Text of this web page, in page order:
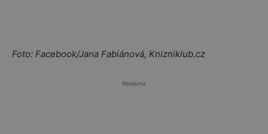
Foto: Facebook/Jana Fabiánová, Knizniklub.cz
Reklama